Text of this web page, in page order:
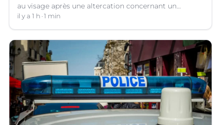
au visage après une altercation concernant un
téléphone portable à Montpellier (Hérault).
il y a 1 h 1 min